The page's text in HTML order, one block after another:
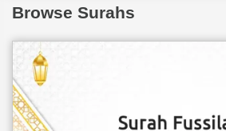
Browse Surahs